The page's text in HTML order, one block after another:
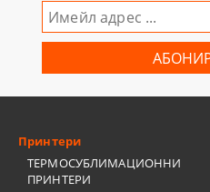
Принтери
ТЕРМОСУБЛИМАЦИОННИ
ПРИНТЕРИ